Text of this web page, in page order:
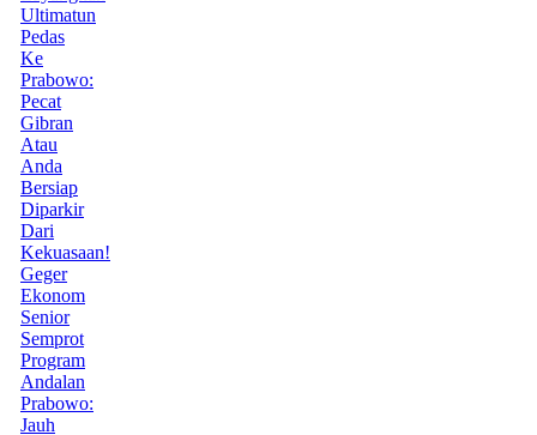
Ultimatun
Pedas
Ke
Prabowo:
Pecat
Gibran
Atau
Anda
Bersiap
Diparkir
Dari
Kekuasaan!
Geger
Ekonom
Senior
Semprot
Program
Andalan
Prabowo:
Jauh